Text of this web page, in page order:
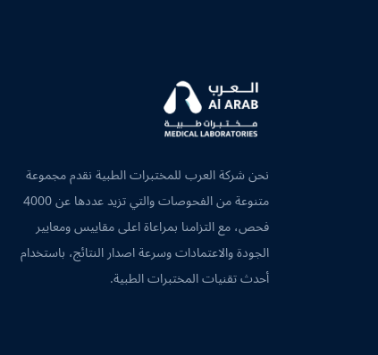
نحن شركة العرب للمختبرات الطبية نقدم مجموعة
متنوعة من الفحوصات والتي تزيد عددها عن 4000
فحص، مع التزامنا بمراعاة اعلى مقاييس ومعايير
الجودة والاعتمادات وسرعة اصدار النتائج، باستخدام
أحدث تقنيات المختبرات الطبية.